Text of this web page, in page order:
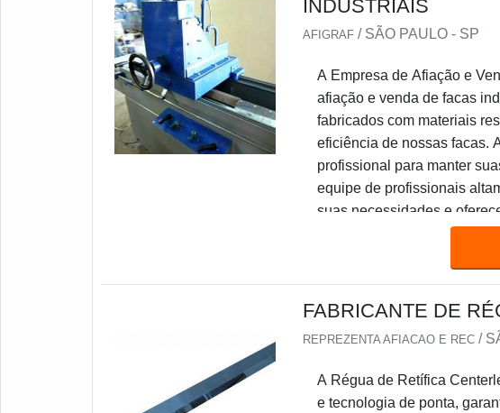
INDUSTRIAIS
AFIGRAF / SÃO PAULO - SP
A Empresa de Afiação e
afiação e venda de facas
fabricados com materiais
eficiência de nossas facas.
profissional para manter
equipe de profissionais
suas necessidades e
conosco para saber mais
FABRICANTE DE
REPREZENTA AFIACAO E REC /
A Régua de Retífica
e tecnologia de ponta,